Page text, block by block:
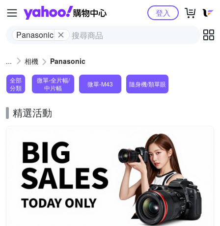
Yahoo購物中心
Panasonic
登入
相機 Panasonic
全部
分類
微單-全片幅/
中片幅
微單-M43 隨身機/類單眼
精選活動